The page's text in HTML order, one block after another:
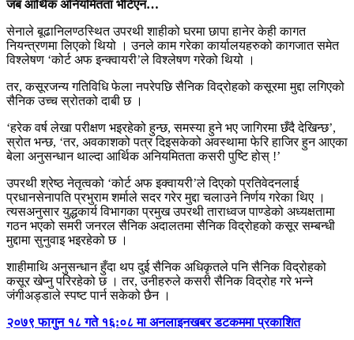
जब आर्थिक अनियमितता भेटिएन…
सेनाले बूढानिलण्ठस्थित उपरथी शाहीको घरमा छापा हानेर केही कागत
नियन्त्रणमा लिएको थियो । उनले काम गरेका कार्यालयहरुको कागजात समेत
विश्लेषण ‘कोर्ट अफ इन्क्वायरी’ले विश्लेषण गरेको थियो ।
तर, कसूरजन्य गतिविधि फेला नपरेपछि सैनिक विद्रोहको कसूरमा मुद्दा लगिएको
सैनिक उच्च स्रोतको दाबी छ ।
‘हरेक वर्ष लेखा परीक्षण भइरहेको हुन्छ, समस्या हुने भए जागिरमा छँदै देखिन्छ’,
स्रोत भन्छ, ‘तर, अवकाशको पत्र दिइसकेको अवस्थामा फेरि हाजिर हुन आएका
बेला अनुसन्धान थाल्दा आर्थिक अनियमितता कसरी पुष्टि होस् !’
उपरथी श्रेष्ठ नेतृत्वको ‘कोर्ट अफ इक्वायरी’ले दिएको प्रतिवेदनलाई
प्रधानसेनापति प्रभुराम शर्माले सदर गरेर मुद्दा चलाउने निर्णय गरेका थिए ।
त्यसअनुसार युद्धकार्य विभागका प्रमुख उपरथी ताराध्वज पाण्डेको अध्यक्षतामा
गठन भएको समरी जनरल सैनिक अदालतमा सैनिक विद्रोहको कसूर सम्बन्धी
मुद्दामा सुनुवाइ भइरहेको छ ।
शाहीमाथि अनुसन्धान हुँदा थप दुई सैनिक अधिकृतले पनि सैनिक विद्रोहको
कसूर खेप्नु परिरहेको छ । तर, उनीहरुले कसरी सैनिक विद्रोह गरे भन्ने
जंगीअड्डाले स्पष्ट पार्न सकेको छैन ।
२०७९ फागुन १८ गते १६:०८ मा अनलाइनखबर डटकममा प्रकाशित